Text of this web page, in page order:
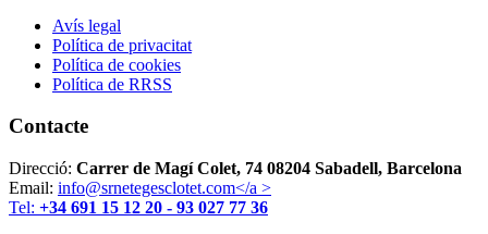
Avís legal
Política de privacitat
Política de cookies
Política de RRSS
Contacte
Direcció: Carrer de Magí Colet, 74 08204 Sabadell, Barcelona
Email: info@srnetegesclotet.com</a >
Tel: +34 691 15 12 20 - 93 027 77 36